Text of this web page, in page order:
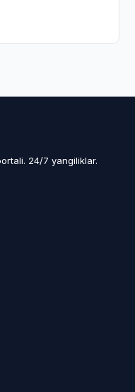
24/7 yangiliklar.